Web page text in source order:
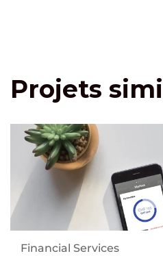
Projets
Financial Services